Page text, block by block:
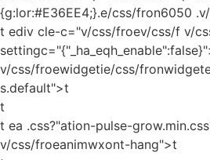
{g:lor:#E36EE4;}.e/css/fron6050
t ediv cle-c="v/css/froev/css/f v/
v/css/froewidgetie/css/
s.default">t
t
t ea .css?"ation-pulse-
v/css/froeanimwxont-hang">t